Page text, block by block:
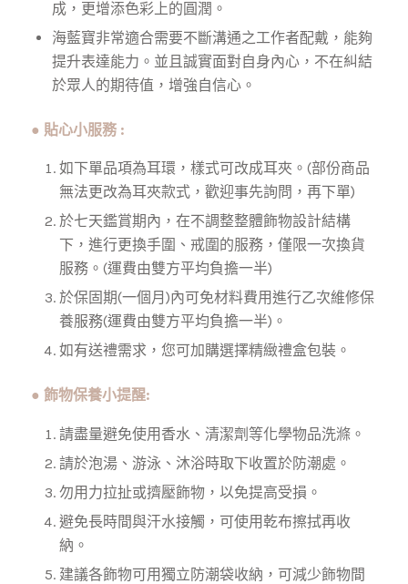
成，更增添色彩上的圓潤。
海藍寶非常適合需要不斷溝通之工作者配戴，能夠
提升表達能力。並且誠實面對自身內心，不在糾結
於眾人的期待值，增強自信心。
● 貼心小服務 :
如下單品項為耳環，樣式可改成耳夾。(部份商品
無法更改為耳夾款式，歡迎事先詢問，再下單)
於七天鑑賞期內，在不調整整體飾物設計結構
下，進行更換手圍、戒圍的服務，僅限一次換貨
服務。(運費由雙方平均負擔一半)
於保固期(一個月)內可免材料費用進行乙次維修保
養服務(運費由雙方平均負擔一半)。
如有送禮需求，您可加購選擇精緻禮盒包裝。
● 飾物保養小提醒:
請盡量避免使用香水、清潔劑等化學物品洗滌。
請於泡湯、游泳、沐浴時取下收置於防潮處。
勿用力拉扯或擠壓飾物，以免提高受損。
避免長時間與汗水接觸，可使用乾布擦拭再收
納。
建議各飾物可用獨立防潮袋收納，可減少飾物間